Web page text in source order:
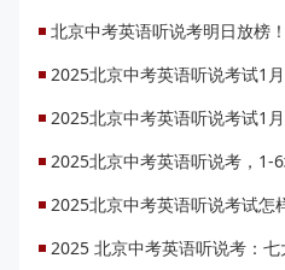
2025北京中考英语听说考试1
2025北京中考英语听说考试1
2025北京中考英语听说考，1-
2025北京中考英语听说考试怎
2025 北京中考英语听说考：七